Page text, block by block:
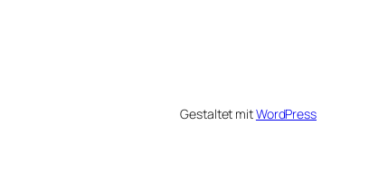
Gestaltet mitWordPress